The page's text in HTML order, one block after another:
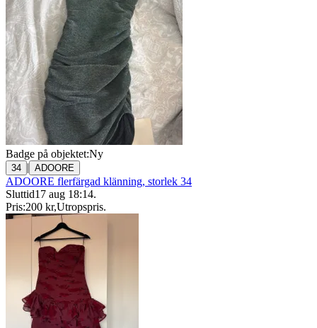
Badge på objektet:Ny
34 | ADOORE
ADOORE flerfärgad klänning, storlek 34
Sluttid17 aug 18:14.
Pris:200 kr,Utropspris.